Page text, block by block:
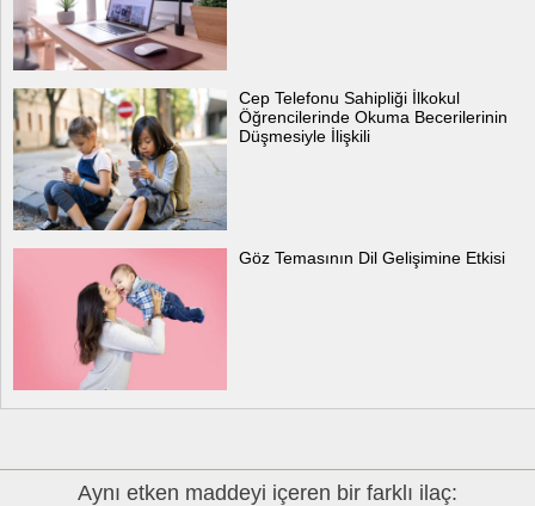
Cep Telefonu Sahipliği İlkokul
Öğrencilerinde Okuma Becerilerinin
Düşmesiyle İlişkili
Göz Temasının Dil Gelişimine Etkisi
Aynı etken maddeyi içeren bir farklı ilaç: